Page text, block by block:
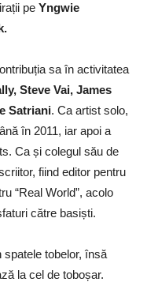
pe Yngwie
sa în activitatea
Steve Vai, James
Satriani. Ca artist solo,
în 2011, iar apoi a
Ca și colegul său de
fiind editor pentru
“Real World”, acolo
către basiști.
spatele tobelor, însă
la cel de toboșar.